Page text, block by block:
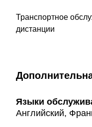
Транспортное
дистанции
Языки
Английский,